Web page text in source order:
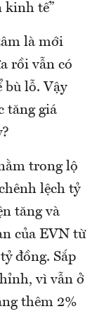
kinh tế”
là mới
rồi vẫn có
bù lỗ. Vậy
tăng giá
trong lộ
lệch tỷ
tăng và
của EVN từ
đồng. Sắp
vì vẫn ở
thêm 2%